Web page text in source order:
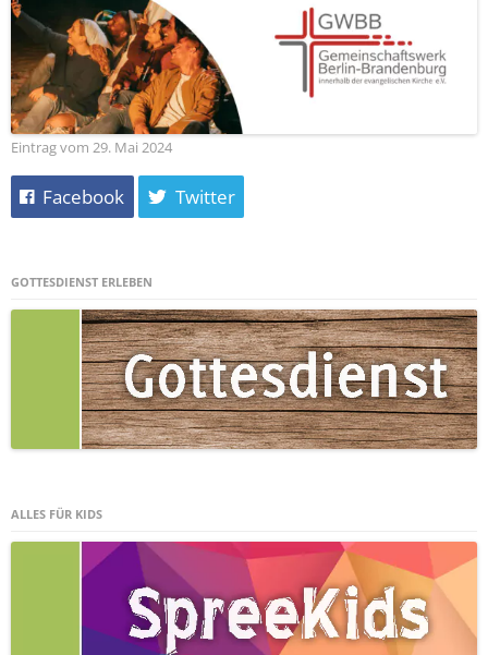
Eintrag vom 29. Mai 2024
Facebook Twitter
GOTTESDIENST ERLEBEN
ALLES FÜR KIDS